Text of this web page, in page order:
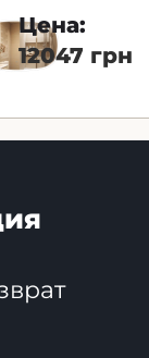
Цена:
12047 грн